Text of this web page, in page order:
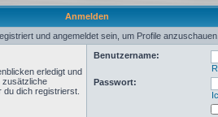
Anmelden
und angemeldet sein, um Profile anzuschauen.
erledigt und
zusätzliche
dich registrierst.
Benutzername:
Passwort: